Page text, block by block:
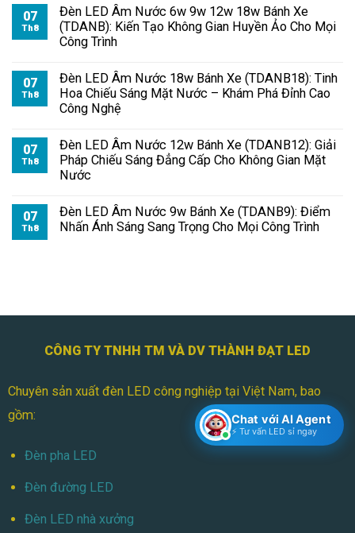
Pha
Module
Đỗ
Xe
07
Th8
Đèn LED Âm Nước 6w 9w 12w 18w Bánh Xe
(TDANB): Kiến Tạo Không Gian Huyền Ảo Cho Mọi
Công Trình
07
Th8
Đèn LED Âm Nước 18w Bánh Xe (TDANB18): Tinh
Hoa Chiếu Sáng Mặt Nước – Khám Phá Đỉnh Cao
Công Nghệ
07
Th8
Đèn LED Âm Nước 12w Bánh Xe (TDANB12): Giải
Pháp Chiếu Sáng Đẳng Cấp Cho Không Gian Mặt
Nước
07
Th8
Đèn LED Âm Nước 9w Bánh Xe (TDANB9): Điểm
Nhấn Ánh Sáng Sang Trọng Cho Mọi Công Trình
CÔNG TY TNHH TM VÀ DV THÀNH ĐẠT LED
Chuyên sản xuất đèn LED công nghiệp tại Việt Nam, bao
gồm:
Đèn pha LED
Đèn đường LED
Đèn LED nhà xưởng
Chat với AI Agent
⚡ Tư vấn LED sỉ ngay